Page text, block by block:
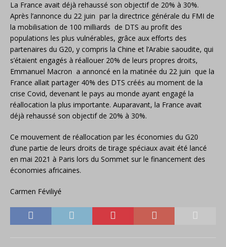
La France avait déjà rehaussé son objectif de 20% à 30%.
Après l’annonce du 22 juin par la directrice générale du FMI de
la mobilisation de 100 milliards de DTS au profit des
populations les plus vulnérables, grâce aux efforts des
partenaires du G20, y compris la Chine et l’Arabie saoudite, qui
s’étaient engagés à réallouer 20% de leurs propres droits,
Emmanuel Macron a annoncé en la matinée du 22 juin que la
France allait partager 40% des DTS créés au moment de la
crise Covid, devenant le pays au monde ayant engagé la
réallocation la plus importante. Auparavant, la France avait
déjà rehaussé son objectif de 20% à 30%.
Ce mouvement de réallocation par les économies du G20
d’une partie de leurs droits de tirage spéciaux avait été lancé
en mai 2021 à Paris lors du Sommet sur le financement des
économies africaines.
Carmen Féviliyé